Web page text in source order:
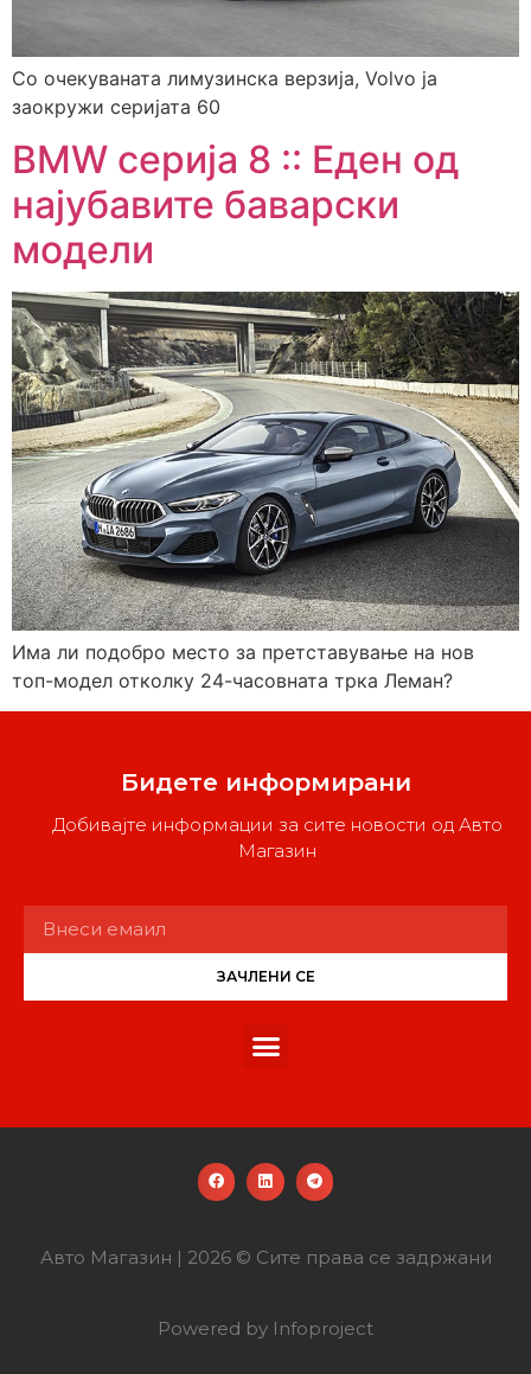
Со очекуваната лимузинска верзија, Volvo ја
заокружи серијата 60
BMW серија 8 :: Еден од
најубавите баварски
модели
Има ли подобро место за претставување на нов
топ-модел отколку 24-часовната трка Леман?
Бидете информирани
Добивајте информации за сите новости од Авто
Магазин
ЗАЧЛЕНИ СЕ
Авто Магазин | 2026 © Сите права се задржани
Powered by Infoproject